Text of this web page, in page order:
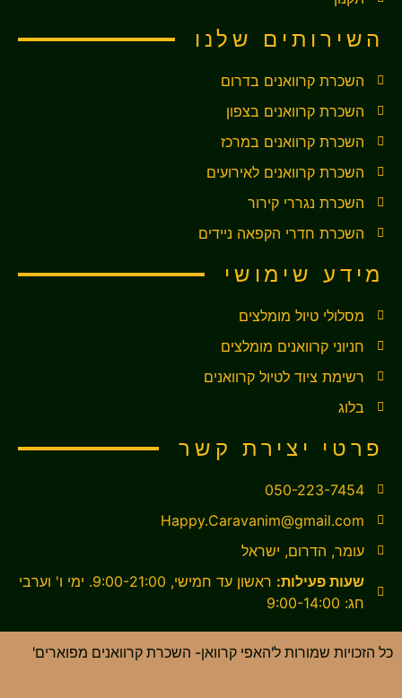
השירותים שלנו
השכרת קרוואנים בדרום
השכרת קרוואנים בצפון
השכרת קרוואנים במרכז
השכרת קרוואנים לאירועים
השכרת נגררי קירור
השכרת חדרי הקפאה ניידים
מידע שימושי
מסלולי טיול מומלצים
חניוני קרוואנים מומלצים
רשימת ציוד לטיול קרוואנים
בלוג
פרטי יצירת קשר
050-223-7454
Happy.Caravanim@gmail.com
עומר, הדרום, ישראל
שעות פעילות:
ראשון עד חמישי, 9:00-21:00. ימי ו' וערבי
חג: 9:00-14:00
כל הזכויות שמורות ל'האפי קרוואן- השכרת קרוואנים מפוארים'